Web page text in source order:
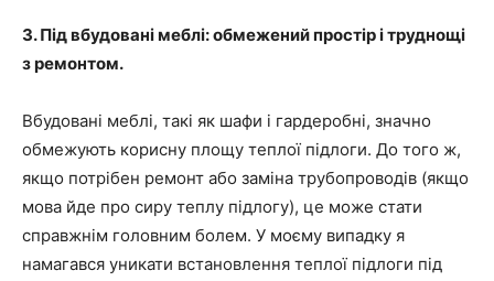
3. Під вбудовані меблі: обмежений простір і труднощі
з ремонтом.
Вбудовані меблі, такі як шафи і гардеробні, значно
обмежують корисну площу теплої підлоги. До того ж,
якщо потрібен ремонт або заміна трубопроводів (якщо
мова йде про сиру теплу підлогу), це може стати
справжнім головним болем. У моєму випадку я
намагався уникати встановлення теплої підлоги під